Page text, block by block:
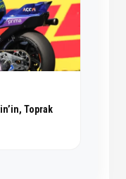
Toprak